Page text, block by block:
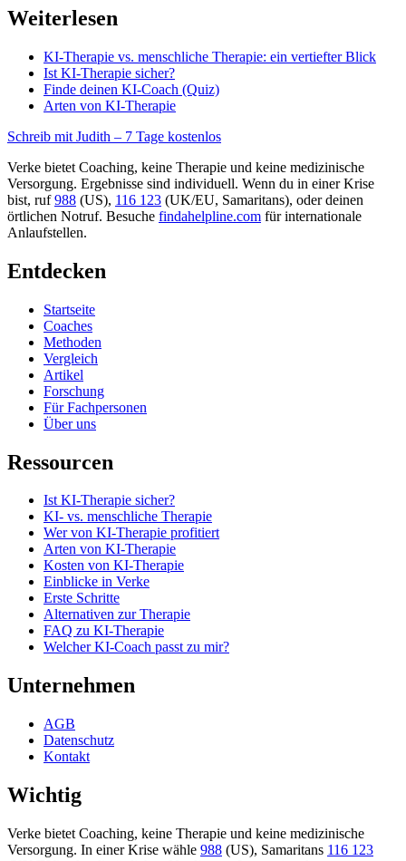
Weiterlesen
KI-Therapie vs. menschliche Therapie: ein vertiefter Blick
Ist KI-Therapie sicher?
Finde deinen KI-Coach (Quiz)
Arten von KI-Therapie
Schreib mit Judith – 7 Tage kostenlos
Verke bietet Coaching, keine Therapie und keine medizinische
Versorgung. Ergebnisse sind individuell. Wenn du in einer Krise
bist, ruf 988 (US), 116 123 (UK/EU, Samaritans), oder deinen
örtlichen Notruf. Besuche findahelpline.com für internationale
Anlaufstellen.
Entdecken
Startseite
Coaches
Methoden
Vergleich
Artikel
Forschung
Für Fachpersonen
Über uns
Ressourcen
Ist KI-Therapie sicher?
KI- vs. menschliche Therapie
Wer von KI-Therapie profitiert
Arten von KI-Therapie
Kosten von KI-Therapie
Einblicke in Verke
Erste Schritte
Alternativen zur Therapie
FAQ zu KI-Therapie
Welcher KI-Coach passt zu mir?
Unternehmen
AGB
Datenschutz
Kontakt
Wichtig
Verke bietet Coaching, keine Therapie und keine medizinische
Versorgung. In einer Krise wähle 988 (US), Samaritans 116 123